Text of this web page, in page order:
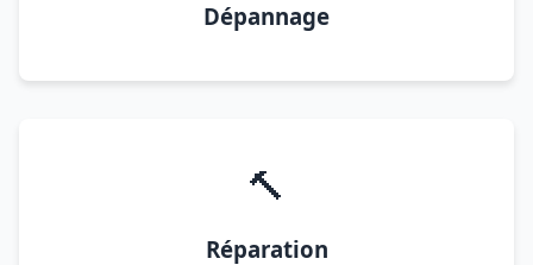
Dépannage
🔨
Réparation